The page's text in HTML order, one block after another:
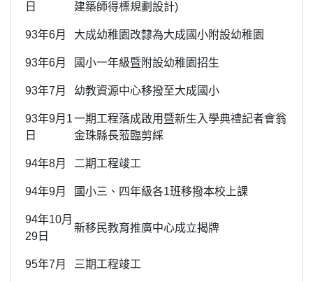
日
建築師得標規劃設計)
93年6月 大成幼稚園改隸為大成國小附設幼稚園
93年6月 國小一年級暨附設幼稚園招生
93年7月 幼教資源中心移撥至大成國小
93年9月1
日
一期工程落成啟用暨新生入學典禮記者會翁
金珠縣長蒞臨剪綵
94年8月 二期工程竣工
94年9月 國小三、四年級各1班移撥本校上課
94年10月
29日
新移民教育推廣中心成立揭牌
95年7月 三期工程竣工